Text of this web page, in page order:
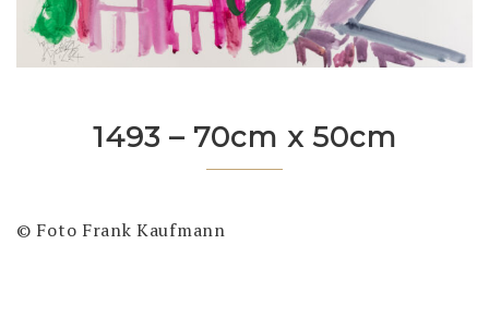
1493 – 70cm x 50cm
© Foto Frank Kaufmann